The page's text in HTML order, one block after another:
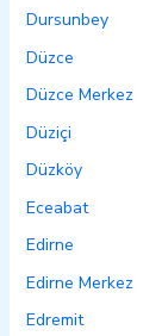
Dursunbey
Düzce
Düzce Merkez
Düziçi
Düzköy
Eceabat
Edirne
Edirne Merkez
Edremit